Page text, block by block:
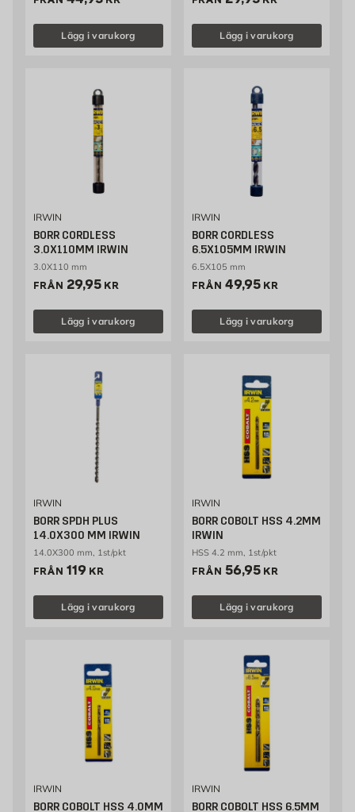
Lägg i varukorg Lägg i varukorg
IRWIN
BORR CORDLESS
3.0X110MM IRWIN
3.0X110 mm
FRÅN Pris 29.95 kr
29,95 KR
Lägg i varukorg
IRWIN
BORR CORDLESS
6.5X105MM IRWIN
6.5X105 mm
FRÅN Pris 49.95 kr
49,95 KR
Lägg i varukorg
IRWIN
BORR SPDH PLUS
14.0X300 MM IRWIN
14.0X300 mm, 1st/pkt
FRÅN Pris 119 kr
119 KR
Lägg i varukorg
IRWIN
BORR COBOLT HSS 4.2MM
IRWIN
HSS 4.2 mm, 1st/pkt
FRÅN Pris 56.95 kr
56,95 KR
Lägg i varukorg
IRWIN
BORR COBOLT HSS 4.0MM
IRWIN
BORR COBOLT HSS 6.5MM